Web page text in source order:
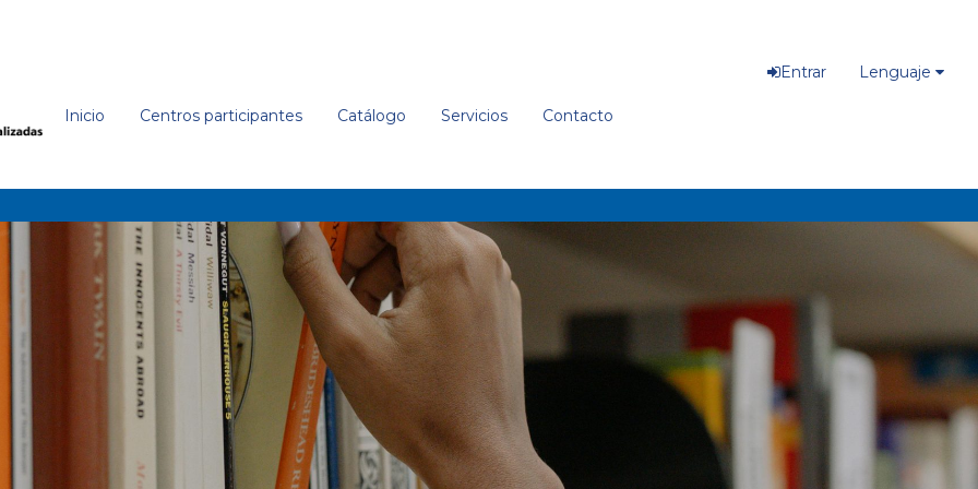
Inicio Centros participantes Catálogo Servicios Contacto
Entrar Lenguaje